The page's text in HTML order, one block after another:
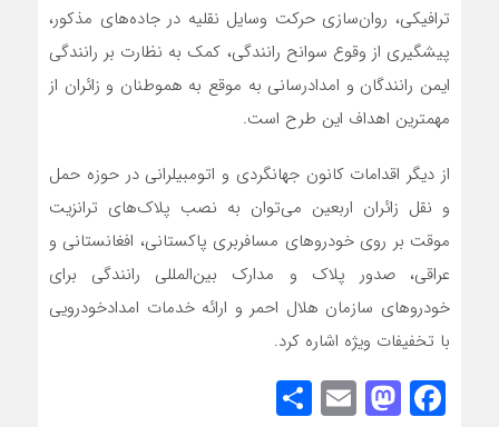
ترافیکی، روان‌سازی حرکت وسایل نقلیه در جاده‌های مذکور،
پیشگیری از وقوع سوانح رانندگی، کمک به نظارت بر رانندگی
ایمن رانندگان و امدادرسانی به موقع به هموطنان و زائران از
مهمترین اهداف این طرح است.
از دیگر اقدامات کانون جهانگردی و اتومبیلرانی در حوزه حمل
و نقل زائران اربعین می‌توان به نصب پلاک‌های ترانزیت
موقت بر روی خودروهای مسافربری پاکستانی، افغانستانی و
عراقی، صدور پلاک و مدارک بین‌المللی رانندگی برای
خودروهای سازمان هلال احمر و ارائه خدمات امدادخودرویی
با تخفیفات ویژه اشاره کرد.
Facebook
Mastodon
Email